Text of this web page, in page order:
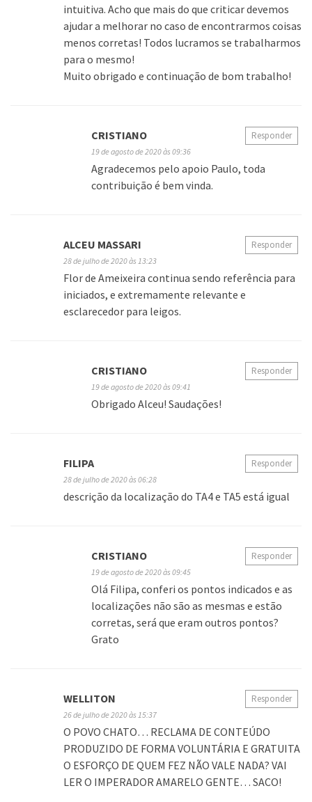
intuitiva. Acho que mais do que criticar devemos
ajudar a melhorar no caso de encontrarmos coisas
menos corretas! Todos lucramos se trabalharmos
para o mesmo!
Muito obrigado e continuação de bom trabalho!
CRISTIANO
19 de agosto de 2020 às 09:36
Agradecemos pelo apoio Paulo, toda
contribuição é bem vinda.
Responder
ALCEU MASSARI
28 de julho de 2020 às 13:23
Flor de Ameixeira continua sendo referência para
iniciados, e extremamente relevante e
esclarecedor para leigos.
Responder
CRISTIANO
19 de agosto de 2020 às 09:41
Obrigado Alceu! Saudações!
Responder
FILIPA
28 de julho de 2020 às 06:28
descrição da localização do TA4 e TA5 está igual
Responder
CRISTIANO
19 de agosto de 2020 às 09:45
Olá Filipa, conferi os pontos indicados e as
localizações não são as mesmas e estão
corretas, será que eram outros pontos?
Grato
Responder
WELLITON
26 de julho de 2020 às 15:37
O POVO CHATO… RECLAMA DE CONTEÚDO
PRODUZIDO DE FORMA VOLUNTÁRIA E GRATUITA
O ESFORÇO DE QUEM FEZ NÃO VALE NADA? VAI
LER O IMPERADOR AMARELO GENTE… SACO!
Responder